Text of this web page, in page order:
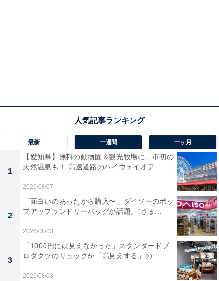
最新 一週間 一ヶ月
1
【愛知県】無料の動物園＆観光牧場に、市初の
天然温泉も！ 高速道路のハイウェイオア...
2026/08/07
2
「面白いのあったから購入〜」ダイソーのポッ
プアップランドリーバッグが話題。“さま...
2026/08/03
3
「1000円には見えなかった」スタンダードプ
ロダクツのリュックが「高見えする」の...
2026/08/03